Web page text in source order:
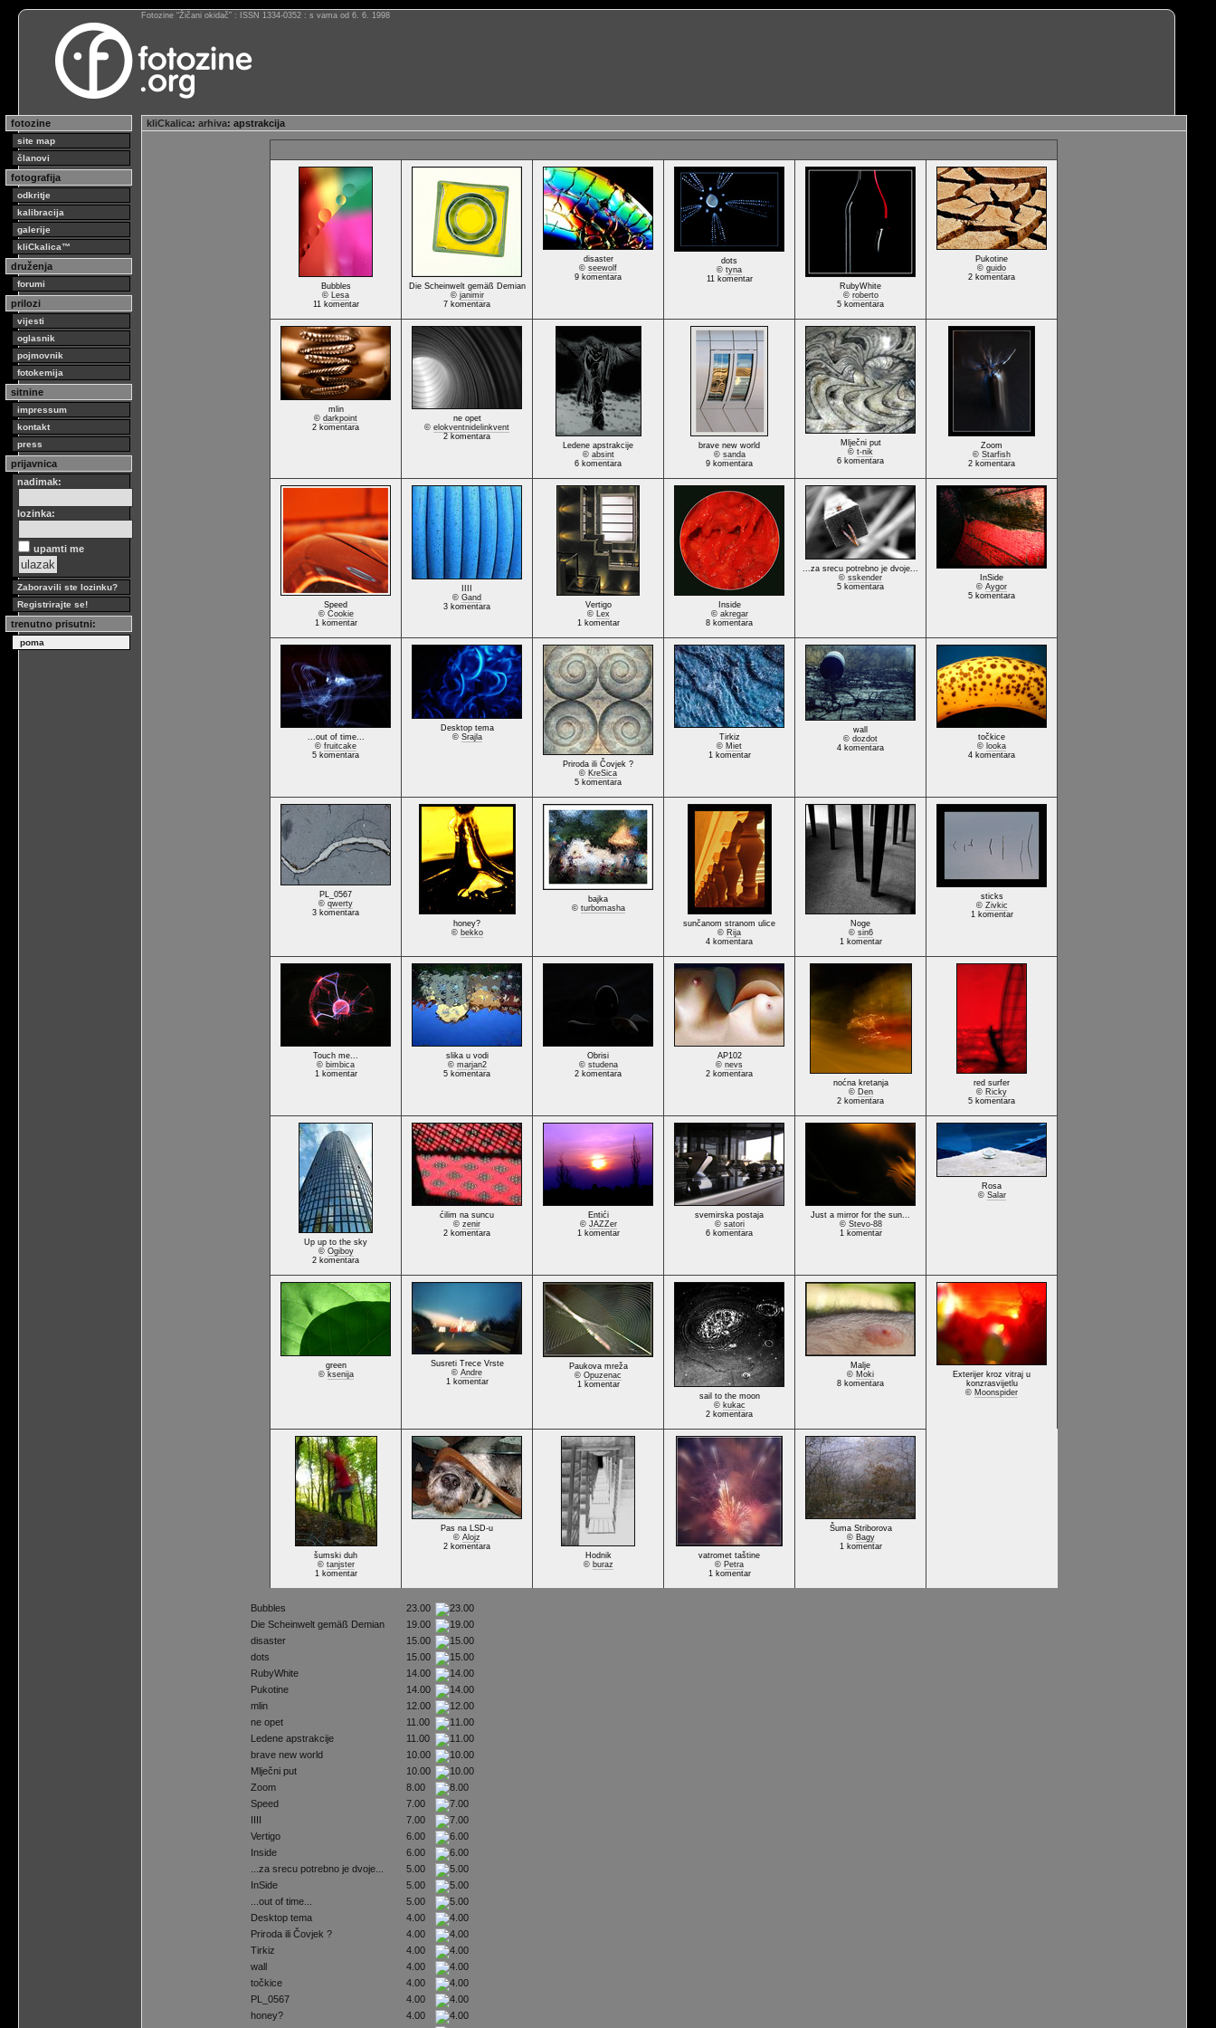
Fotozine “Žičani okidač” : ISSN 1334-0352 : s vama od 6. 6. 1998
fotozine
site map
članovi
fotografija
odkritje
kalibracija
galerije
kliCkalica™
druženja
forumi
prilozi
vijesti
oglasnik
pojmovnik
fotokemija
sitnine
impressum
kontakt
press
prijavnica
nadimak:
lozinka:
upamti me
Zaboravili ste lozinku?
Registrirajte se!
trenutno prisutni:
poma
kliCkalica: arhiva: apstrakcija
Bubbles
© Lesa
11 komentar
Die Scheinwelt gemäß Demian
© janimir
7 komentara
disaster
©seewolf
9 komentara
dots
©tyna
11 komentar
RubyWhite
© roberto
5 komentara
Pukotine
©guido
2 komentara
mlin
©darkpoint
2 komentara
ne opet
©elokventnidelinkvent
2 komentara
Ledene apstrakcije
© absint
6 komentara
brave new world
© sanda
9 komentara
Mlječni put
©t-nik
6 komentara
Zoom
©Starfish
2 komentara
Speed
© Cookie
1 komentar
©Gand
3 komentara
Vertigo
© Lex
1 komentar
Inside
© akregar
8 komentara
...za srecu potrebno je dvoje...
©sskender
5 komentara
InSide
©Aygor
5 komentara
...out of time...
©fruitcake
5 komentara
Desktop tema
© Srajla
Priroda ili Čovjek ?
© KreSica
5 komentara
Tirkiz
© Miet
1 komentar
wall
©dozdot
4 komentara
točkice
© looka
4 komentara
PL_0567
©qwerty
3 komentara
honey?
© bekko
bajka
© turbomasha
sunčanom stranom ulice
© Rija
4 komentara
Noge
© sin6
1 komentar
sticks
© Zivkic
1 komentar
Touch me...
© bimbica
1 komentar
slika u vodi
© marjan2
5 komentara
Obrisi
© studena
2 komentara
AP102
©nevs
2 komentara
noćna kretanja
© Den
2 komentara
red surfer
© Ricky
5 komentara
Up up to the sky
© Ogiboy
2 komentara
ćilim na suncu
©zenir
2 komentara
Entići
© JAZZer
1 komentar
svemirska postaja
© satori
6 komentara
Just a mirror for the sun...
© Stevo-88
1 komentar
Rosa
© Salar
green
© ksenija
Susreti Trece Vrste
©Andre
1 komentar
Paukova mreža
©Opuzenac
1 komentar
sail to the moon
© kukac
2 komentara
Malje
© Moki
8 komentara
Exterijer kroz vitraj u
konzrasvijetlu
© Moonspider
šumski duh
© tanjster
1 komentar
Pas na LSD-u
©Alojz
2 komentara
Hodnik
© buraz
vatromet taštine
© Petra
1 komentar
Šuma Striborova
© Bagy
1 komentar
Bubbles
23.00
Die Scheinwelt gemäß Demian
19.00
disaster
15.00
dots
15.00
RubyWhite
14.00
Pukotine
14.00
mlin
12.00
ne opet
11.00
Ledene apstrakcije
11.00
brave new world
10.00
Mlječni put
10.00
Zoom
8.00
Speed
7.00
IIII
7.00
Vertigo
6.00
Inside
6.00
...za srecu potrebno je dvoje...
5.00
InSide
5.00
...out of time...
5.00
Desktop tema
4.00
Priroda ili Čovjek ?
4.00
Tirkiz
4.00
wall
4.00
točkice
4.00
PL_0567
4.00
honey?
4.00